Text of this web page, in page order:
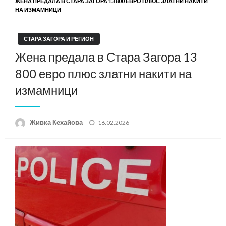
НА ИЗМАМНИЦИ
СТАРА ЗАГОРА И РЕГИОН
Жена предала в Стара Загора 13
800 евро плюс златни накити на
измамници
Живка Кехайова
Posted
16.02.2026